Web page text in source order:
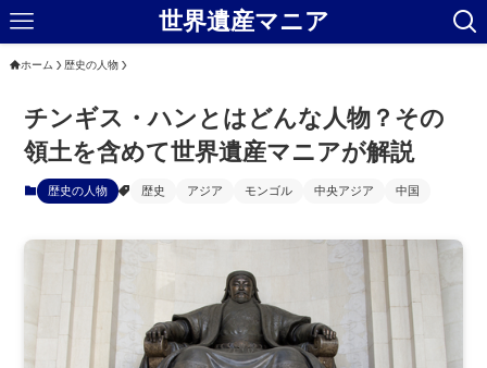
世界遺産マニア
ホーム 歴史の人物
チンギス・ハンとはどんな人物？その
領土を含めて世界遺産マニアが解説
歴史の人物 歴史 アジア モンゴル 中央アジア 中国